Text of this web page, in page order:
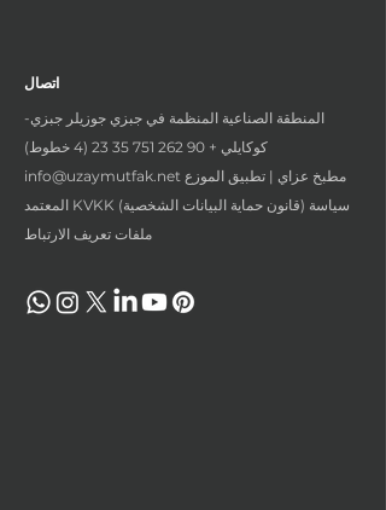
اتصال
المنطقة الصناعية المنظمة في جبزي جوزيلر جبزي-
كوكايلي + 90 262 751 35 23 (4
خطوط)
info@uzaymutfak.net
المعتمد KVKK (قانون حماية البيانات الشخصية) سياسة
ملفات تعريف الارتباط